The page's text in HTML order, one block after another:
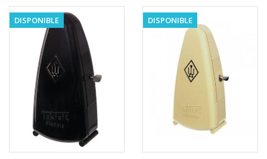
DISPONIBLE DISPONIBLE